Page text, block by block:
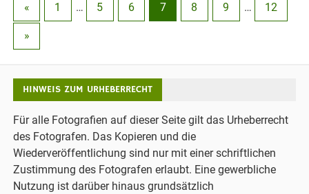
« 1 … 5 6 7 8 9 … 12
»
HINWEIS ZUM URHEBERRECHT
Für alle Fotografien auf dieser Seite gilt das Urheberrecht
des Fotografen. Das Kopieren und die
Wiederveröffentlichung sind nur mit einer schriftlichen
Zustimmung des Fotografen erlaubt. Eine gewerbliche
Nutzung ist darüber hinaus grundsätzlich